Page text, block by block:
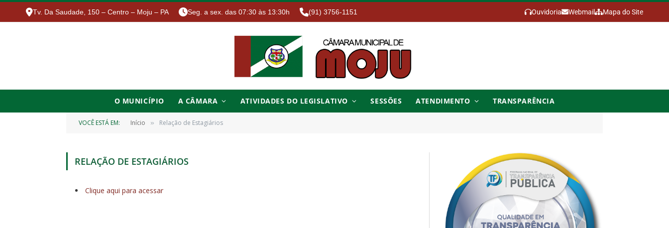
Tv. Da Saudade, 150 – Centro – Moju – PA Seg. a sex. das 07:30 às 13:30h (91) 3756-1151 Ouvidoria Webmail Mapa do Site
O MUNICÍPIO A CÂMARA ATIVIDADES DO LEGISLATIVO SESSÕES ATENDIMENTO TRANSPARÊNCIA
VOCÊ ESTÁ EM: Início » Relação de Estagiários
RELAÇÃO DE ESTAGIÁRIOS
Clique aqui para acessar